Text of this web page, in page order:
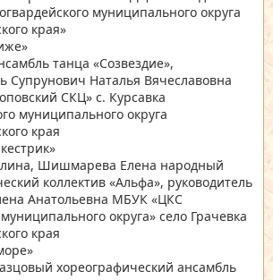
муниципального округа
края»
танца «Созвездие»,
Супрунович Наталья Вячеславовна
СКЦ» с. Курсавка
муниципального округа
края
Шишмарева Елена народный
коллектив «Альфа», руководитель
Анатольевна МБУК «ЦКС
округа» село Грачевка
края
хореографический ансамбль